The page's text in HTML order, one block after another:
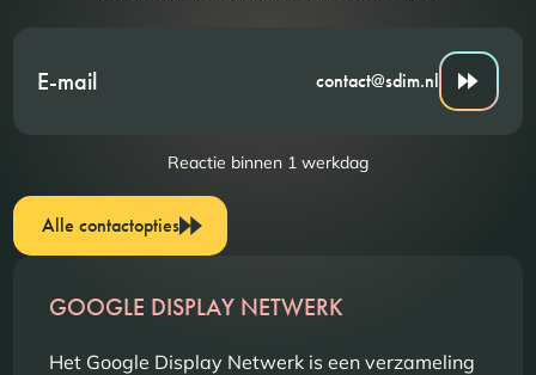
E-mail contact@sdim.nl
Reactie binnen 1 werkdag
Alle contactopties
GOOGLE DISPLAY NETWERK
Het Google Display Netwerk is een verzameling